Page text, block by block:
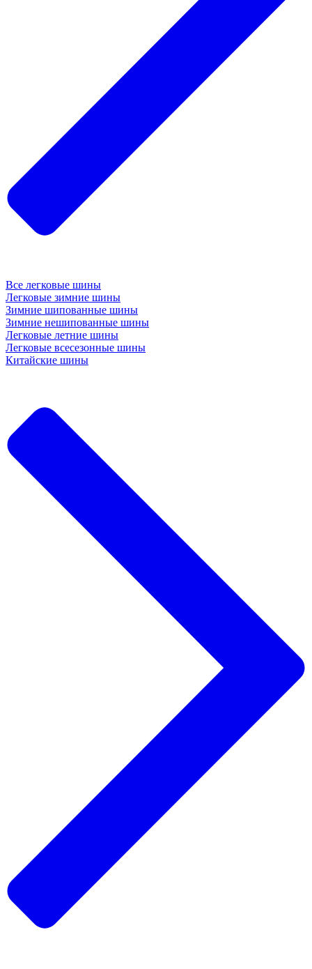
Все легковые шины
Легковые зимние шины
Зимние шипованные шины
Зимние нешипованные шины
Легковые летние шины
Легковые всесезонные шины
Китайские шины